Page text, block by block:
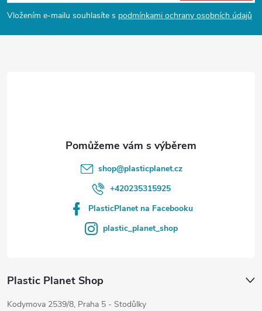
p
a
Vložením e-mailu souhlasíte s podmínkami ochrany osobních údajů
shop@plasticplanet.cz
+420235315925
PlasticPlanet na Facebooku
plastic_planet_shop
Plastic Planet Shop
Kodymova 2539/8, Praha 5 - Stodůlky